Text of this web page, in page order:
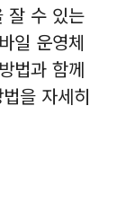
잘 수 있는
일 운영체
법과 함께
을 자세히